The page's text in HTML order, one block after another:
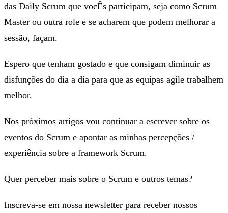
das Daily Scrum que vocÊs participam, seja como Scrum
Master ou outra role e se acharem que podem melhorar a
sessão, façam.
Espero que tenham gostado e que consigam diminuir as
disfunções do dia a dia para que as equipas agile trabalhem
melhor.
Nos próximos artigos vou continuar a escrever sobre os
eventos do Scrum e apontar as minhas percepções /
experiência sobre a framework Scrum.
Quer perceber mais sobre o Scrum e outros temas?
Inscreva-se em nossa newsletter para receber nossos